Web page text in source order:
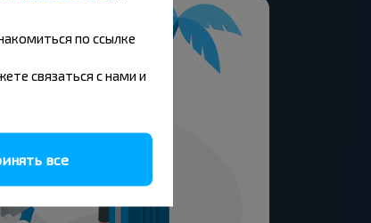
по ссылке
связаться с нами и
все